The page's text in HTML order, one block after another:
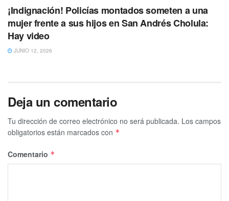
¡Indignación! Policías montados someten a una
mujer frente a sus hijos en San Andrés Cholula:
Hay video
JUNIO 12, 2026
Deja un comentario
Tu dirección de correo electrónico no será publicada. Los campos
obligatorios están marcados con *
Comentario *